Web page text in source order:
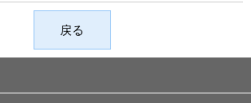
戻る